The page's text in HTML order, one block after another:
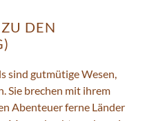
DEN
sind gutmütige Wesen,
Sie brechen mit ihrem
Abenteuer ferne Länder